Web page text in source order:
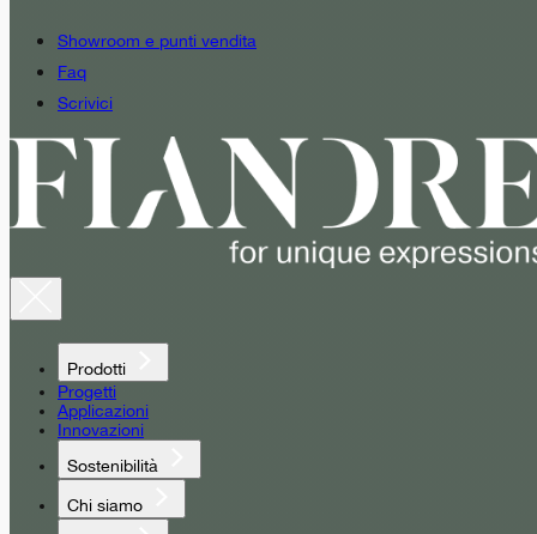
Showroom e punti vendita
Faq
Scrivici
Prodotti
Progetti
Applicazioni
Innovazioni
Sostenibilità
Chi siamo